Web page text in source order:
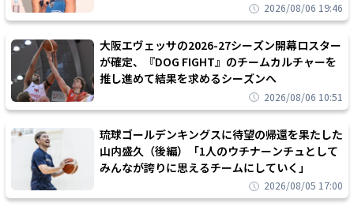
2026/08/06 19:46
大阪エヴェッサの2026-27シーズン開幕ロスター
が確定、『DOG FIGHT』のチームカルチャーを
推し進めて結果を求めるシーズンへ
2026/08/06 10:51
琉球ゴールデンキングスに待望の帰還を果たした
山内盛久（後編）「1人のウチナーンチュとして
みんなが誇りに思えるチームにしていく」
2026/08/05 17:00